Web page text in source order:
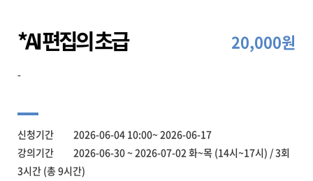
*AI 편집의 초급 20,000원
-
신청기간 2026-06-04 10:00~ 2026-06-17
강의기간 2026-06-30 ~ 2026-07-02 화~목 (14시~17시) / 3회
3시간 (총 9시간)